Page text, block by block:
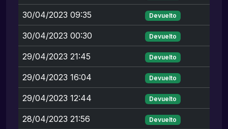
30/04/2023 09:35 Devuelto
30/04/2023 00:30 Devuelto
29/04/2023 21:45 Devuelto
29/04/2023 16:04 Devuelto
29/04/2023 12:44 Devuelto
28/04/2023 21:56 Devuelto